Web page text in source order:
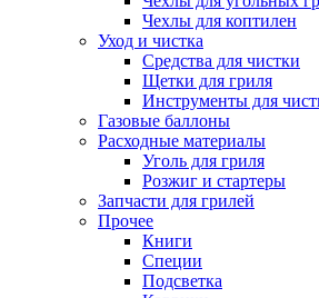
Чехлы для коптилен
Уход и чистка
Средства для чистки
Щетки для гриля
Инструменты для
Газовые баллоны
Расходные материалы
Уголь для гриля
Розжиг и стартеры
Запчасти для грилей
Прочее
Книги
Специи
Подсветка